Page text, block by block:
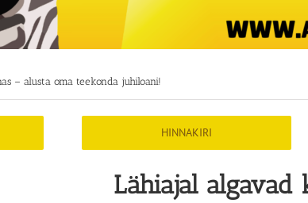
– alusta oma teekonda juhiloani!
HINNAKIRI
Lähiajal algavad